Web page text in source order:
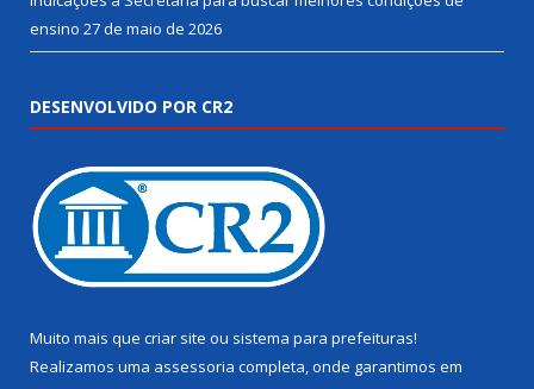
ensino 27 de maio de 2026
DESENVOLVIDO POR CR2
Muito mais que criar site ou sistema para prefeituras!
Realizamos uma assessoria completa, onde garantimos em